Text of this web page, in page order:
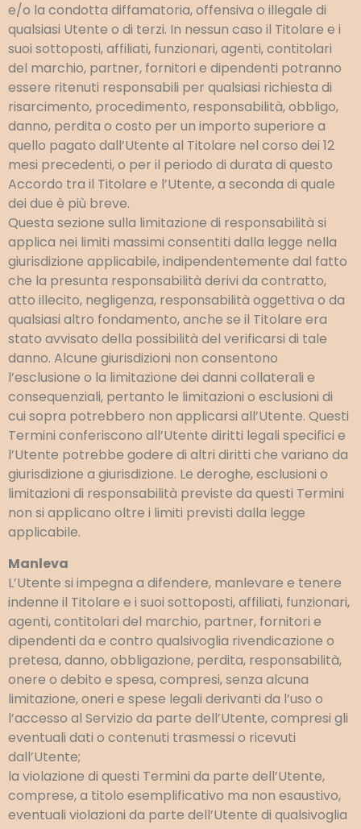
e/o la condotta diffamatoria, offensiva o illegale di
qualsiasi Utente o di terzi. In nessun caso il Titolare e i
suoi sottoposti, affiliati, funzionari, agenti, contitolari
del marchio, partner, fornitori e dipendenti potranno
essere ritenuti responsabili per qualsiasi richiesta di
risarcimento, procedimento, responsabilità, obbligo,
danno, perdita o costo per un importo superiore a
quello pagato dall’Utente al Titolare nel corso dei 12
mesi precedenti, o per il periodo di durata di questo
Accordo tra il Titolare e l’Utente, a seconda di quale
dei due è più breve.
Questa sezione sulla limitazione di responsabilità si
applica nei limiti massimi consentiti dalla legge nella
giurisdizione applicabile, indipendentemente dal fatto
che la presunta responsabilità derivi da contratto,
atto illecito, negligenza, responsabilità oggettiva o da
qualsiasi altro fondamento, anche se il Titolare era
stato avvisato della possibilità del verificarsi di tale
danno. Alcune giurisdizioni non consentono
l’esclusione o la limitazione dei danni collaterali e
consequenziali, pertanto le limitazioni o esclusioni di
cui sopra potrebbero non applicarsi all’Utente. Questi
Termini conferiscono all’Utente diritti legali specifici e
l’Utente potrebbe godere di altri diritti che variano da
giurisdizione a giurisdizione. Le deroghe, esclusioni o
limitazioni di responsabilità previste da questi Termini
non si applicano oltre i limiti previsti dalla legge
applicabile.
Manleva
L’Utente si impegna a difendere, manlevare e tenere
indenne il Titolare e i suoi sottoposti, affiliati, funzionari,
agenti, contitolari del marchio, partner, fornitori e
dipendenti da e contro qualsivoglia rivendicazione o
pretesa, danno, obbligazione, perdita, responsabilità,
onere o debito e spesa, compresi, senza alcuna
limitazione, oneri e spese legali derivanti da l’uso o
l’accesso al Servizio da parte dell’Utente, compresi gli
eventuali dati o contenuti trasmessi o ricevuti
dall’Utente;
la violazione di questi Termini da parte dell’Utente,
comprese, a titolo esemplificativo ma non esaustivo,
eventuali violazioni da parte dell’Utente di qualsivoglia